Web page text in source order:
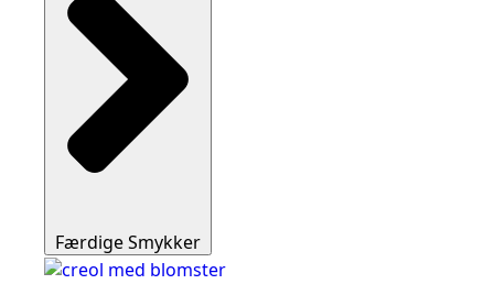
Færdige Smykker